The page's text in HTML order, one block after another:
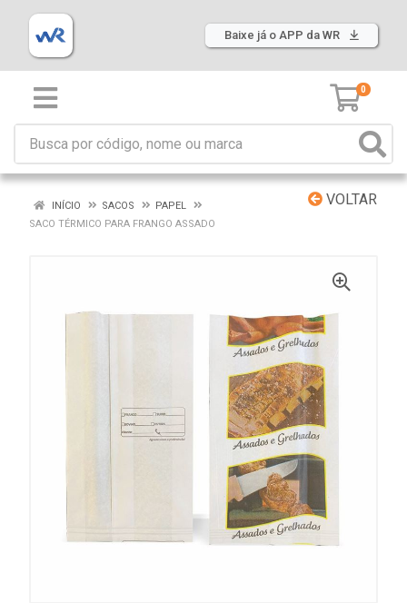
Baixe já o APP da WR
0
VOLTAR
INÍCIO SACOS
PAPEL
SACO TÉRMICO PARA FRANGO ASSADO